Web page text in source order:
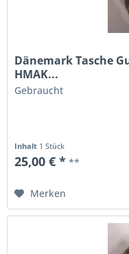
Dänemark Tasche
HMAK...
Gebraucht
Inhalt 1 Stück
25,00 € * **
Merken